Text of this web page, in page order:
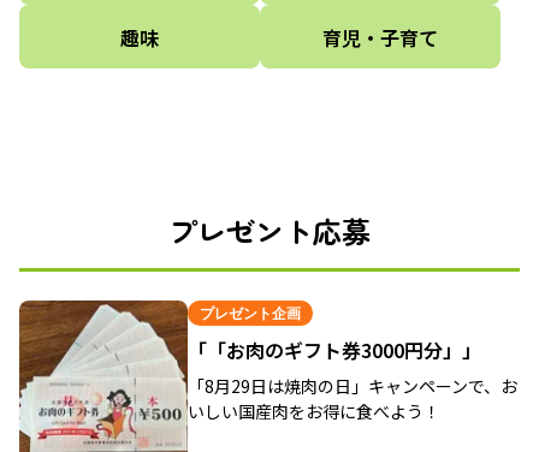
趣味 育児・子育て
プレゼント応募
プレゼント企画
「「お肉のギフト券3000円分」」
「8月29日は焼肉の日」キャンペーンで、お
いしい国産肉をお得に食べよう！